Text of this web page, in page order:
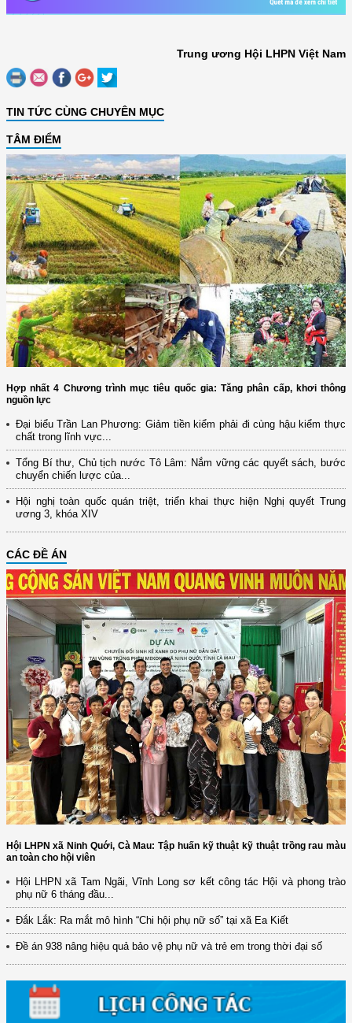
Trung ương Hội LHPN Việt Nam
TIN TỨC CÙNG CHUYÊN MỤC
TÂM ĐIỂM
Hợp nhất 4 Chương trình mục tiêu quốc gia: Tăng phân cấp, khơi thông
nguồn lực
Đại biểu Trần Lan Phương: Giảm tiền kiểm phải đi cùng hậu kiểm thực
chất trong lĩnh vực...
Tổng Bí thư, Chủ tịch nước Tô Lâm: Nắm vững các quyết sách, bước
chuyển chiến lược của...
Hội nghị toàn quốc quán triệt, triển khai thực hiện Nghị quyết Trung
ương 3, khóa XIV
CÁC ĐỀ ÁN
Hội LHPN xã Ninh Quới, Cà Mau: Tập huấn kỹ thuật kỹ thuật trồng rau màu
an toàn cho hội viên
Hội LHPN xã Tam Ngãi, Vĩnh Long sơ kết công tác Hội và phong trào
phụ nữ 6 tháng đầu...
Đắk Lắk: Ra mắt mô hình “Chi hội phụ nữ số” tại xã Ea Kiết
Đề án 938 nâng hiệu quả bảo vệ phụ nữ và trẻ em trong thời đại số
(12/TB-HĐKH) V/v đăng ký, đề xuất nhiệm vụ Khoa học, công nghệ và
đổi mới ...
(898/KH/ĐCT) Kế hoạch thực hiện Quyết định số 2415/QĐ-TTg ngày
31/10/2025 ...
(891/KH-ĐCT) Kế hoạch thực hiện Nghị quyết số 72-NQ/TW ngày
9/9/2025 của Bộ ...